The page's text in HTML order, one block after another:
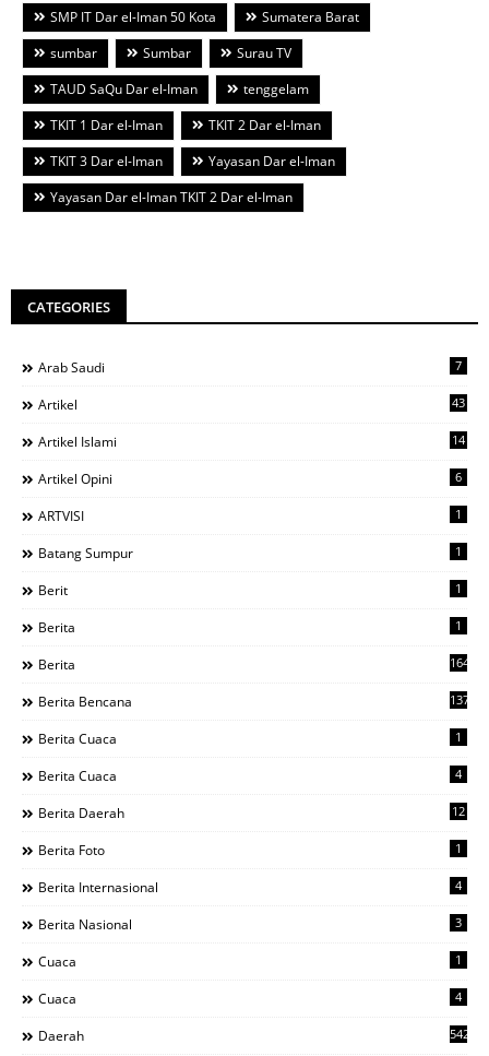
SMP IT Dar el-Iman 50 Kota
Sumatera Barat
sumbar
Sumbar
Surau TV
TAUD SaQu Dar el-Iman
tenggelam
TKIT 1 Dar el-Iman
TKIT 2 Dar el-Iman
TKIT 3 Dar el-Iman
Yayasan Dar el-Iman
Yayasan Dar el-Iman TKIT 2 Dar el-Iman
CATEGORIES
Arab Saudi 7
Artikel 43
Artikel Islami 14
Artikel Opini 6
ARTVISI 1
Batang Sumpur 1
Berit 1
Berita 1
Berita 1644
Berita Bencana 137
Berita Cuaca 1
Berita Cuaca 4
Berita Daerah 12
Berita Foto 1
Berita Internasional 4
Berita Nasional 3
Cuaca 1
Cuaca 4
Daerah 542